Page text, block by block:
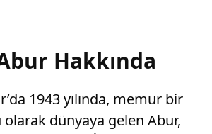
Hakkında
1943 yılında, memur bir
dünyaya gelen Abur,